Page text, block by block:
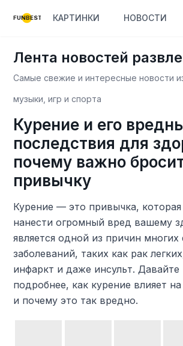
FUNBEST КАРТИНКИ НОВОСТИ
Лента новостей
Самые свежие и интересные новости
музыки, игр и спорта
Курение и его
последствия для
почему важно
привычку
Курение — это привычка,
нанести огромный вред вашему
является одной из причин многих
заболеваний, таких как рак
инфаркт и даже инсульт.
подробнее, как курение влияет
и почему это так вредно.